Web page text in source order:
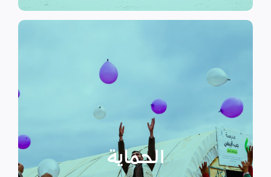
الحماية
الحماية
الأسر المهمشة والتي ترأسها إناث
عبر تعزيز المساعدة الإنسانية التي
تراعي الأمور الخاصة بالنوع
الاجتماعي “الجنساني” مع التركيز